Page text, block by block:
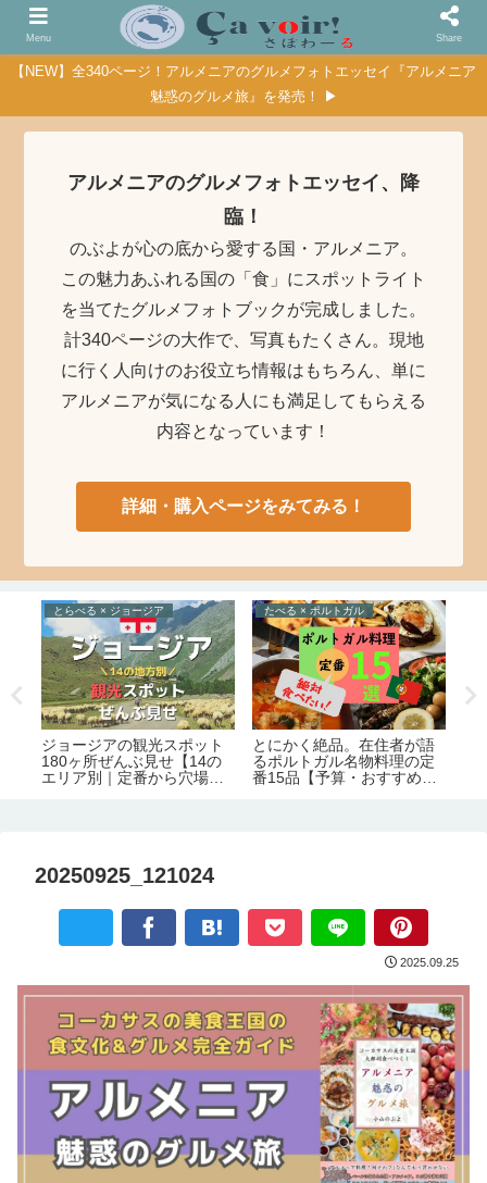
【NEW】全340ページ！アルメニアのグルメフォトエッセイ『アルメニア
魅惑のグルメ旅』を発売！ ▶
アルメニアのグルメフォトエッセイ、降
臨！
のぶよが心の底から愛する国・アルメニア。
この魅力あふれる国の「食」にスポットライト
を当てたグルメフォトブックが完成しました。
計340ページの大作で、写真もたくさん。現地
に行く人向けのお役立ち情報はもちろん、単に
アルメニアが気になる人にも満足してもらえる
内容となっています！
詳細・購入ページをみてみる！
とらべる × ジョージア
ジョージアの観光スポット
180ヶ所ぜんぶ見せ【14の
エリア別｜定番から穴場ま
たべる × ポルトガル
とにかく絶品。在住者が語
るポルトガル名物料理の定
番15品【予算・おすすめレ
20250925_121024
2025.09.25
Menu Share